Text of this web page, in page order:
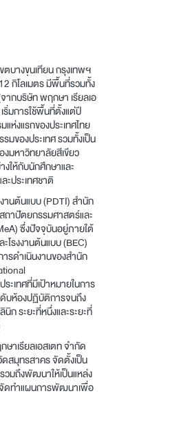
ตบางขุนเทียน กรุงเทพฯ
กิโลเมตร มีพื้นที่รวมทั้ง
ากบริษัท พฤกษา เรียลเอ
ริ่มการใช้พื้นที่ตั้งแต่ปี
ห่งแรกของประเทศไทย
มของประเทศ รวมทั้งเป็น
มหาวิทยาลัยสีเขียว
ให้กับนักศึกษาและ
ประเทศชาติ
านต้นแบบ (PDTI) สำนัก
าปัตยกรรมศาสตร์และ
ซึ่งปัจจุบันอยู่ภายใต้
รงงานต้นแบบ (BEC)
รดำเนินงานของสำนัก
ะเทศที่มีเป้าหมายในการ
บห้องปฏิบัติการจนถึง
ก ระยะที่หนึ่งและระยะที่
าเรียลเอสเตท จำกัด
สมุทรสาคร จัดตั้งเป็น
วมถึงพัฒนาให้เป็นแหล่ง
จัดทำแผนการพัฒนาเพื่อ